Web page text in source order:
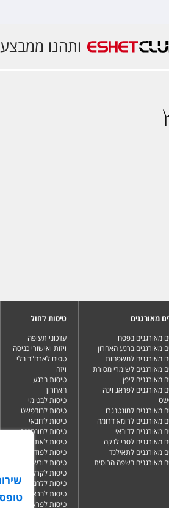
ותהנו
מאורגנים
מאורגנים בפסח
מאורגנים ברגע האחרון
מאורגנים למשפחות
מאורגנים לשומרי מסורת
מאורגנים ליפן
מאורגנים לפראג וינה
מאורגנים למונטנגרו
מאורגנים לרומא דרומה
מאורגנים לדובאי
מאורגנים לסרי לנקה
מאורגנים לתאילנד
מאורגנים בשפה הרוסית
טיסות לחול
עדכוני תעופה
ויזות ואישורי כניסה
טסים לארה"ב בלי
ויזה
טיסות ברגע
האחרון
טיסות לבטומי
טיסות לבודפשט
טיסות לדובאי
טיסות למונטנגרו
טיסות לאתונה
טיסות לפודגוריצה
טיסות לורשה
טיסות לקרקוב
טיסות ללרנקה
טיסות לברצלונה
טיסות לפראג